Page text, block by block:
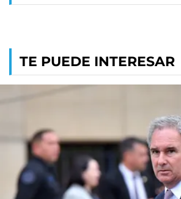
TE PUEDE INTERESAR